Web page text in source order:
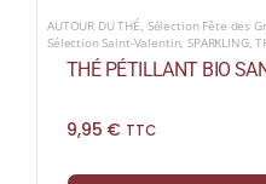
AUTOUR DU THÉ, Sélection Fête des
Sélection Saint-Valentin,SPARKLING,
THÉ PÉTILLANT BIO
9,95 € TTC